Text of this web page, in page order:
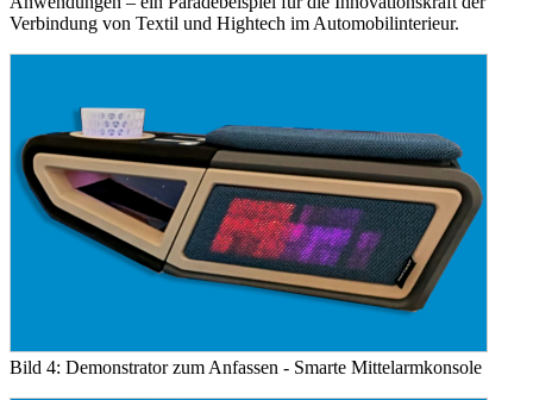
Verbindung von Textil und Hightech im Automobilinterieur.
Bild 4: Demonstrator zum Anfassen - Smarte Mittelarmkonsole